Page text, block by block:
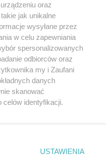
Polak
oraz
jak unikalne
wysyłane przez
w celu zapewniania
spersonalizowanych
odbiorców oraz
my i Zaufani
danych
skanować
celów identyfikacji.
ustawień prywatności
USTAWIENIA